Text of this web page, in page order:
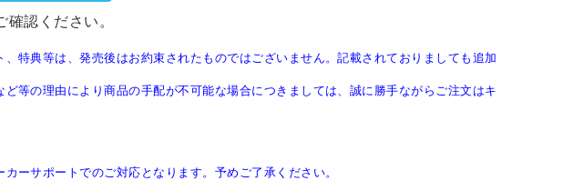
確認ください。
特典等は、発売後はお約束されたものではございません。記載されておりましても追加
等の理由により商品の手配が不可能な場合につきましては、誠に勝手ながらご注文はキ
ーサポートでのご対応となります。予めご了承ください。